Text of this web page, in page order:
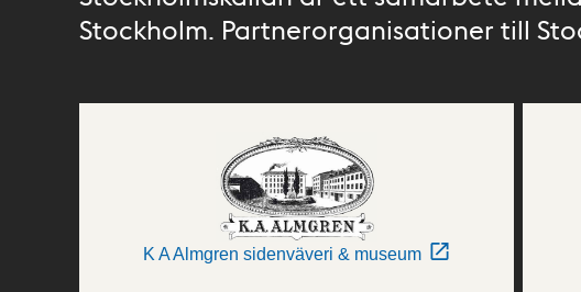
Stockholm. Partnerorganisationer till
K A Almgren sidenväveri & museum